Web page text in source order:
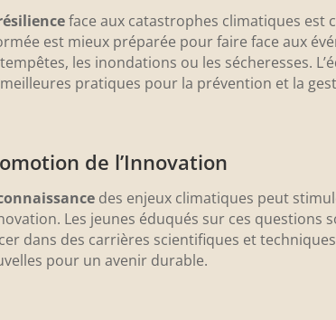
face aux catastrophes climatiques est
est mieux préparée pour faire face aux
les inondations ou les sécheresses.
pratiques pour la prévention et la
de l’Innovation
des enjeux climatiques peut
Les jeunes éduqués sur ces questions
dans des carrières scientifiques et
pour un avenir durable.